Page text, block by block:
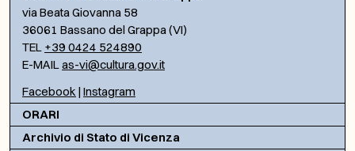
via Beata Giovanna 58
36061 Bassano del Grappa (VI)
TEL +39 0424 524890
E-MAILas-vi@cultura.gov.it
Facebook | Instagram
ORARI
Archivio di Stato di Vicenza